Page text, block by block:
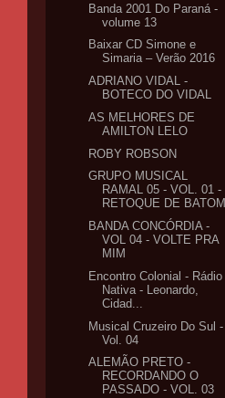
Banda 2001 Do Paraná -
volume 13
Baixar CD Simone e
Simaria – Verão 2016
ADRIANO VIDAL -
BOTECO DO VIDAL
AS MELHORES DE
AMILTON LELO
ROBY ROBSON
GRUPO MUSICAL
RAMAL 05 - VOL. 01 -
RETOQUE DE BATOM
BANDA CONCÓRDIA -
VOL 04 - VOLTE PRA
MIM
Encontro Colonial - Rádio
Nativa - Leonardo,
Cidad...
Musical Cruzeiro Do Sul -
Vol. 04
ALEMÃO PRETO -
RECORDANDO O
PASSADO - VOL. 03